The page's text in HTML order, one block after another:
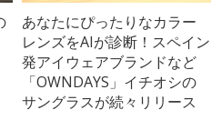
あなたにぴったりなカラー
レンズをAIが診断！スペイン
発アイウェアブランドなど
「OWNDAYS」イチオシの
サングラスが続々リリース